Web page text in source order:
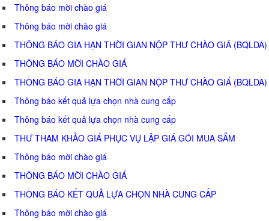
Thông báo mời chào giá
Thông báo mời chào giá
THÔNG BÁO GIA HẠN THỜI GIAN NỘP THƯ CHÀO GIÁ (BQLDA)
THÔNG BÁO MỜI CHÀO GIÁ
THÔNG BÁO GIA HẠN THỜI GIAN NỘP THƯ CHÀO GIÁ (BQLDA)
Thông báo kết quả lựa chọn nhà cung cấp
Thông báo kết quả lựa chọn nhà cung cấp
THƯ THAM KHẢO GIÁ PHỤC VỤ LẬP GIÁ GÓI MUA SẮM
Thông báo mời chào giá
THÔNG BÁO MỜI CHÀO GIÁ
THÔNG BÁO KẾT QUẢ LỰA CHỌN NHÀ CUNG CẤP
Thông báo mời chào giá